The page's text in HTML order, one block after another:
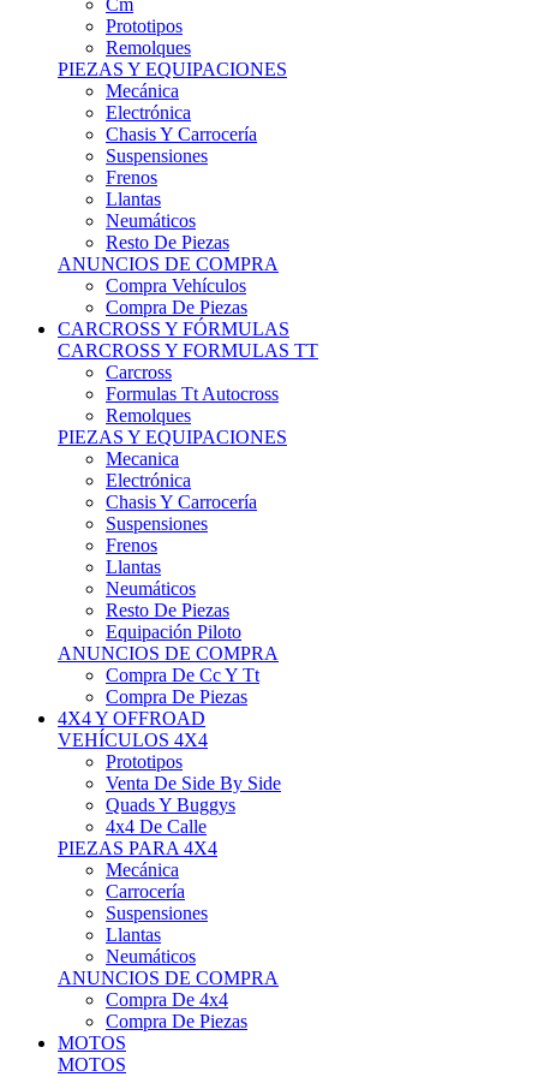
Remolques
PIEZAS Y EQUIPACIONES
Mecánica
Electrónica
Chasis Y Carrocería
Suspensiones
Frenos
Llantas
Neumáticos
Resto De Piezas
ANUNCIOS DE COMPRA
Compra Vehículos
Compra De Piezas
CARCROSS Y FÓRMULAS
CARCROSS Y FORMULAS TT
Carcross
Formulas Tt Autocross
Remolques
PIEZAS Y EQUIPACIONES
Mecanica
Electrónica
Chasis Y Carrocería
Suspensiones
Frenos
Llantas
Neumáticos
Resto De Piezas
Equipación Piloto
ANUNCIOS DE COMPRA
Compra De Cc Y Tt
Compra De Piezas
4X4 Y OFFROAD
VEHÍCULOS 4X4
Prototipos
Venta De Side By Side
Quads Y Buggys
4x4 De Calle
PIEZAS PARA 4X4
Mecánica
Carrocería
Suspensiones
Llantas
Neumáticos
ANUNCIOS DE COMPRA
Compra De 4x4
Compra De Piezas
MOTOS
MOTOS
Motos De Circuito